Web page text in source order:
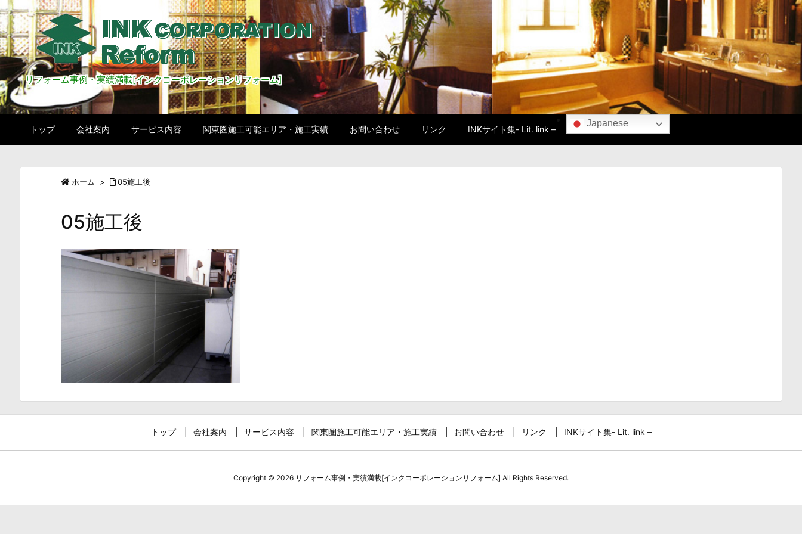
リフォーム事例・実績満載[インクコーポレーションリフォーム]
トップ 会社案内 サービス内容 関東圏施工可能エリア・施工実績 お問い合わせ リンク INKサイト集- Lit. link –
Japanese
ホーム > 05施工後
05施工後
トップ 会社案内 サービス内容 関東圏施工可能エリア・施工実績 お問い合わせ リンク INKサイト集- Lit. link –
Copyright © 2026 リフォーム事例・実績満載[インクコーポレーションリフォーム] All Rights Reserved.